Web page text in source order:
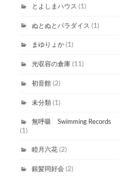
とよしまハウス (1)
ぬとぬとパラダイス (1)
まゆりょか (1)
光収容の倉庫 (11)
初音館 (2)
未分類 (1)
無呼吸 Swimming Records
(1)
睦月六花 (2)
銀髪同好会 (2)